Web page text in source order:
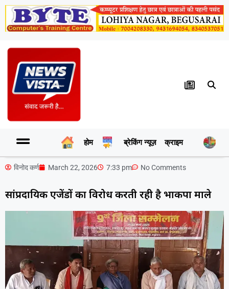
होम ब्रेकिंग न्यूज़ क्राइम
विनोद कर्ण March 22, 2026 7:33 pm No Comments
सांप्रदायिक एजेंडों का विरोध करती रही है भाकपा माले